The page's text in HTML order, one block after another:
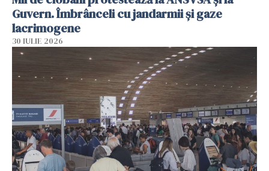
Guvern. Îmbrânceli cu jandarmii și gaze
lacrimogene
30 IULIE 2026